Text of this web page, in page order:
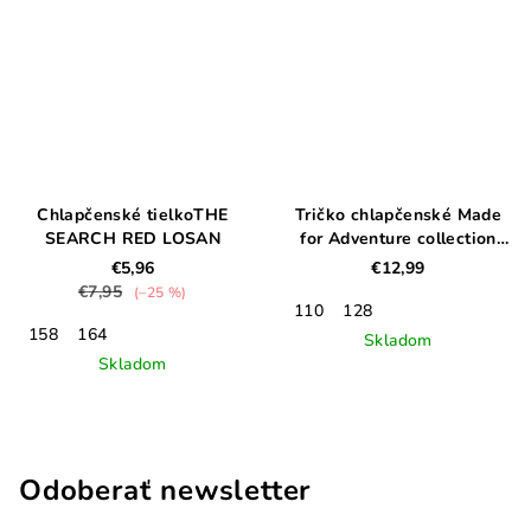
Chlapčenské tielkoTHE
SEARCH RED LOSAN
€5,96
€7,95
(–25 %)
158
164
Skladom
Tričko chlapčenské Made
for Adventure collection
"Explore"
€12,99
110
128
Skladom
Odoberať newsletter